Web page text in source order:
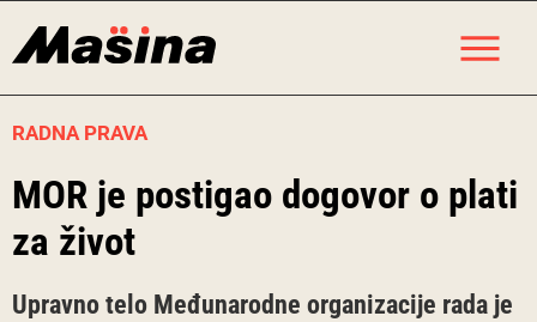
RADNA PRAVA
MOR je postigao dogovor o plati
za život
Upravno telo Međunarodne organizacije rada je